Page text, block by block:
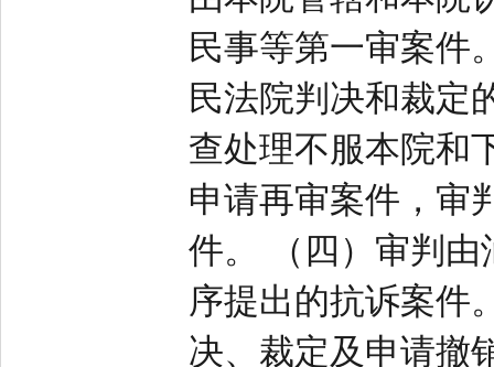
民事等第一审案件
民法院判决和裁定
查处理不服本院和
申请再审案件，审
件。 （四）审判
序提出的抗诉案件
决、裁定及申请撤